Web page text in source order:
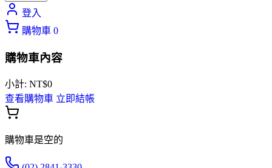
登入
購物車 0
購物車內容
小計: NT$0
查看購物車 立即結帳
購物車是空的